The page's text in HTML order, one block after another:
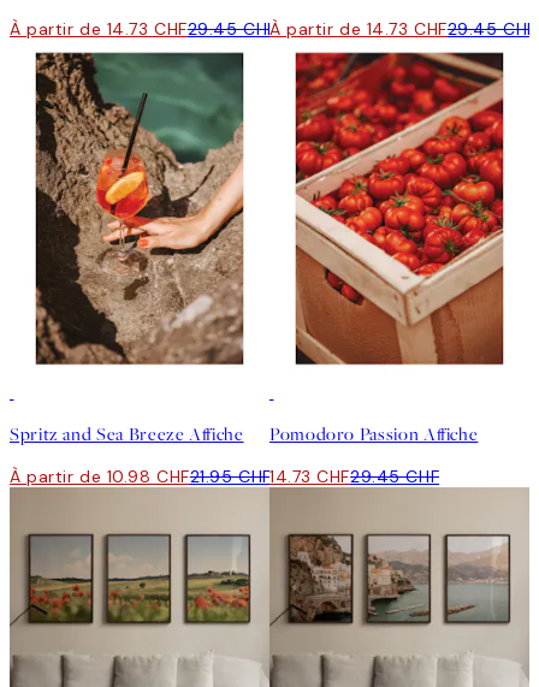
À partir de 14.73 CHF29.45 CHFÀ partir de 14.73 CHF29.45 CHF
Spritz and Sea Breeze Affiche
À partir de 10.98 CHF21.95 CHF
Pomodoro Passion Affiche
14.73 CHF29.45 CHF